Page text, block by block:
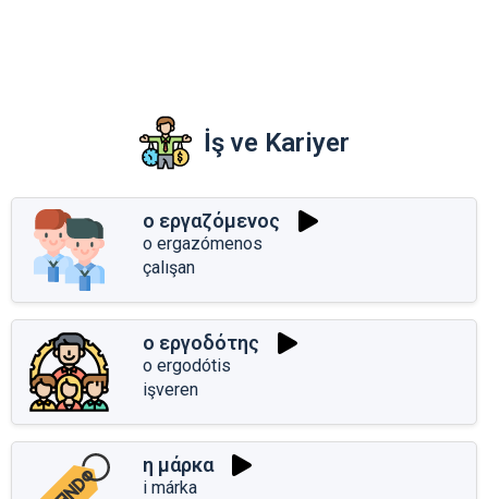
İş ve Kariyer
ο εργαζόμενος
o ergazómenos
çalışan
ο εργοδότης
o ergodótis
işveren
η μάρκα
i márka